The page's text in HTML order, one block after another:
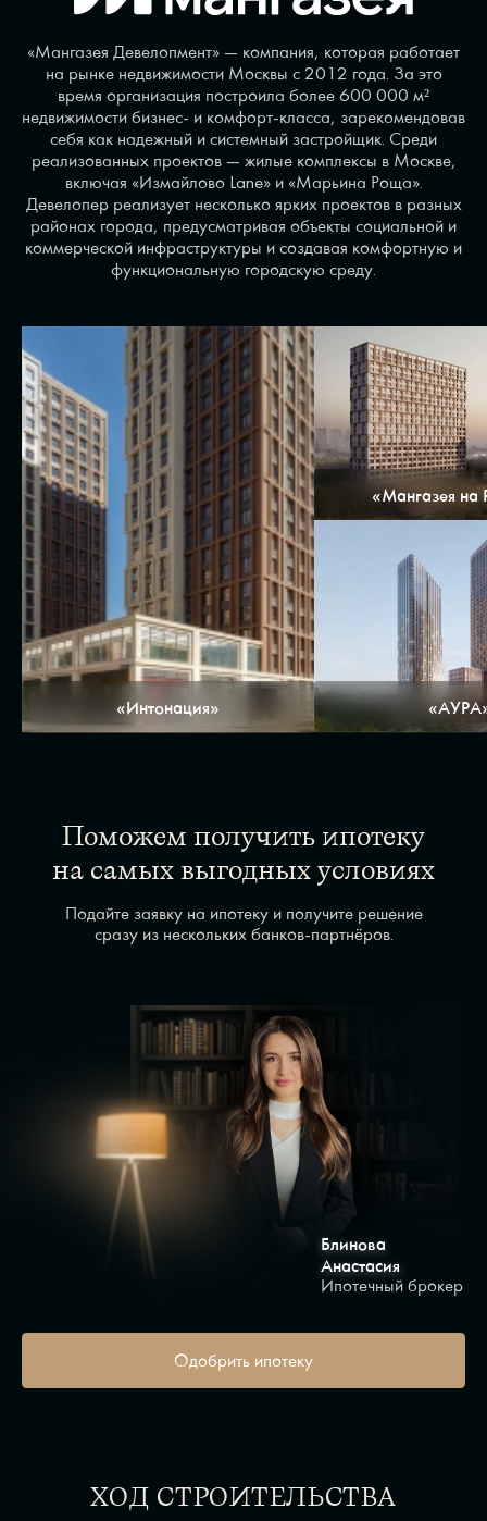
«Мангазея Девелопмент» — компания, которая работает
на рынке недвижимости Москвы с 2012 года. За это
время организация построила более 600 000 м²
недвижимости бизнес- и комфорт-класса, зарекомендовав
себя как надежный и системный застройщик. Среди
реализованных проектов — жилые комплексы в Москве,
включая «Измайлово Lane» и «Марьина Роща».
Девелопер реализует несколько ярких проектов в разных
районах города, предусматривая объекты социальной и
коммерческой инфраструктуры и создавая комфортную и
функциональную городскую среду.
«Интонация»
«Мангазея на
Поможем получить ипотеку
на самых выгодных условиях
Подайте заявку на ипотеку и получите решение
сразу из нескольких банков-партнёров.
Блинова
Анастасия
Ипотечный брокер
Одобрить ипотеку
ХОД СТРОИТЕЛЬСТВА